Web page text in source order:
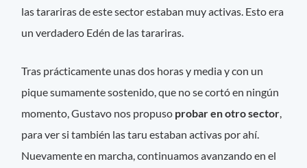
las tarariras de este sector estaban muy activas. Esto era
un verdadero Edén de las tarariras.
Tras prácticamente unas dos horas y media y con un
pique sumamente sostenido, que no se cortó en ningún
momento, Gustavo nos propuso probar en otro sector
para ver si también las taru estaban activas por ahí.
Nuevamente en marcha, continuamos avanzando en el